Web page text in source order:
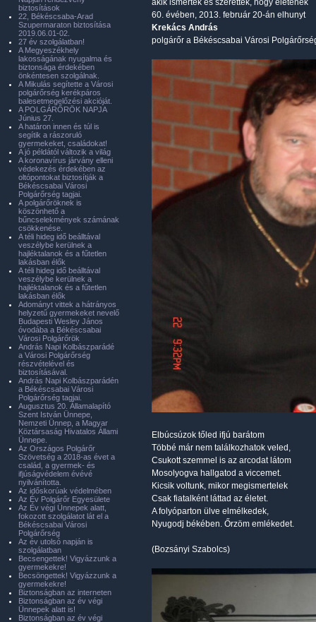
akik ismerték és szerették, hogy életének
60. évében, 2013. február 20-án elhunyt
Krekács András
polgárőr a Békéscsabai Városi
Elbúcsúzok tőled ifjú barátom
Többé már nem találkozhatok veled,
Csukott szemmel is az arcodat látom
Mosolyogva hallgatod a viccemet.
Kicsik voltunk, mikor megismertelek
Csak fiatalként láttad az életet.
A folyóparton ülve elmélkedek,
Nyugodj békében. Őrzöm emlékedet.
(Bozsányi Szabolcs)
biztosítások
22, Békéscsaba-Arad
Szupermaraton biztosítása
2019.06.01-02.
27 év szolgálatban!
A Megyeszékhely
lakosságának nyugalma és
biztonsága érdekében
önkéntesen szolgálnak.
A Mikulás segítette a Városi
polgárőrség kerékpáros
balesetmegelőzési akcióját.
A POLGÁRŐRÖK NAPJA
Június 27.
A határon innen és túl is
segítik a rászoruló
gyermekeket, családokat!
A jó példától változik a világ
A koronavírus járvány elleni
védekezés érdekében az
oltópontokat biztosítják a
Békéscsabai Városi
Polgárőrség tagjai.
A polgárőröknek is
köszönhető a
bűncselekmények számának
csökkenése.
A téli hideg idő beálltával
veszélybe kerülnek a
hajléktalanok és a fűtetlen
lakásban élők
A téli hideg idő beálltával
veszélybe kerülnek a
hajléktalanok és a fűtetlen
lakásban élők
Adományt vittek a hátrányos
helyzetű gyermekeket nevelő
Budapesti Wesley János
óvodába a Békéscsabai
Városi Polgárőrök
András Napi Kolbászparádé
a Városi Polgárőrség
részvételével és
biztosításával.
András Napi Kolbászparádén
a Békéscsabai Városi
Polgárőrség tagjai.
Augusztus 20. Államalapító
Szent István Ünnepe,
Nemzeti Ünnep, a Magyar
Köztársaság Hivatalos Állami
Ünnepe.
Az Országos Polgárőr
Szövetség a 2018-as évet a
család, a gyermek- és
ifjúságvédelem évévé
nyilvánította.
Az időskorúak védelmében
Az Év Polgárőr Egyesülete
Az Év végi Ünnepek alatt,
fokozott szolgálatot lát el a
Békéscsabai Városi
Polgárőrség
Az év utolsó napján is
szolgálatban
Becsengettek! Vigyázzunk a
gyermekekre!
Becsöngettek! Vigyázzunk a
gyermekekre!
Biztonságban az interneten
Biztonságban az év végi
Ünnepek alatt is!
Biztonságban az év végi